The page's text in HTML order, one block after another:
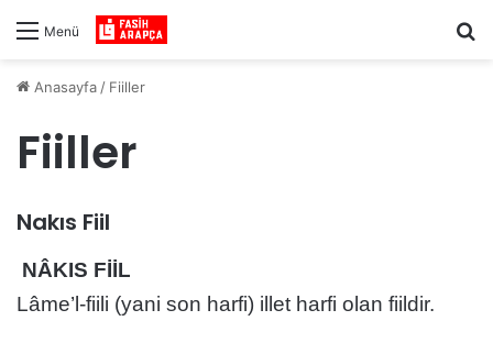
Menü
Anasayfa / Fiiller
Fiiller
Nakıs Fiil
NÂKIS FİİL
Lâme’l-fiili (yani son harfi) illet harfi olan fiildir.